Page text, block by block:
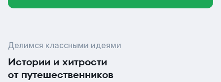
Делимся классными идеями
Истории и хитрости
от путешественников